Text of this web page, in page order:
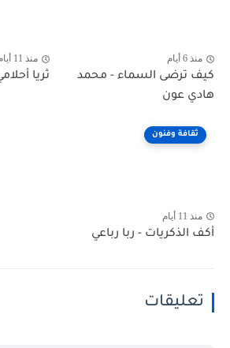
منذ 6 أيام
كيف ترضى السماء - محمد
هادي عون
منذ 11 أيام
ثريا
ثقافة وفنون
منذ 11 أيام
أكف الذكريات - ربا رباعي
تعليقات